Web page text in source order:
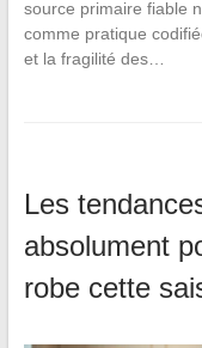
source primaire fiable
comme pratique
et la fragilité des…
Les
absolument
robe cette